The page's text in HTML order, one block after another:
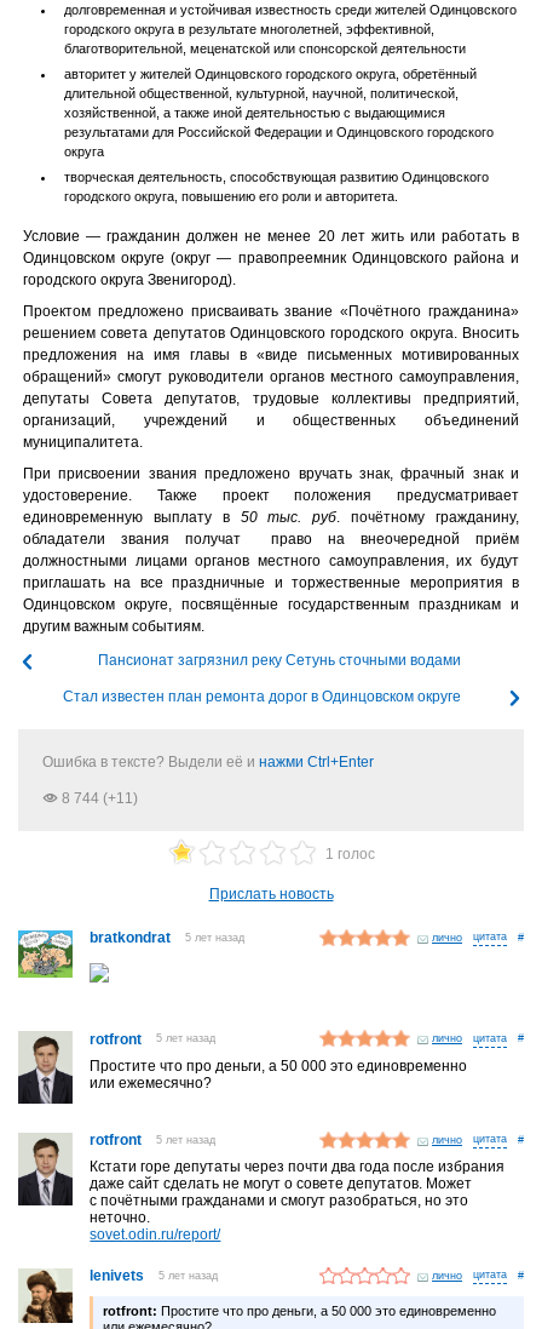
долговременная и устойчивая известность среди жителей Одинцовского
городского округа в результате многолетней, эффективной,
благотворительной, меценатской или спонсорской деятельности
авторитет у жителей Одинцовского городского округа, обретённый
длительной общественной, культурной, научной, политической,
хозяйственной, а также иной деятельностью с выдающимися
результатами для Российской Федерации и Одинцовского городского
округа
творческая деятельность, способствующая развитию Одинцовского
городского округа, повышению его роли и авторитета.
Условие — гражданин должен не менее 20 лет жить или работать в
Одинцовском округе (округ — правопреемник Одинцовского района и
городского округа Звенигород).
Проектом предложено присваивать звание «Почётного гражданина»
решением совета депутатов Одинцовского городского округа. Вносить
предложения на имя главы в «виде письменных мотивированных
обращений» смогут руководители органов местного самоуправления,
депутаты Совета депутатов, трудовые коллективы предприятий,
организаций, учреждений и общественных объединений
муниципалитета.
При присвоении звания предложено вручать знак, фрачный знак и
удостоверение. Также проект положения предусматривает
единовременную выплату в 50 тыс. руб. почётному гражданину,
обладатели звания получат право на внеочередной приём
должностными лицами органов местного самоуправления, их будут
приглашать на все праздничные и торжественные мероприятия в
Одинцовском округе, посвящённые государственным праздникам и
другим важным событиям.
Пансионат загрязнил реку Сетунь сточными водами
Стал известен план ремонта дорог в Одинцовском округе
Ошибка в тексте? Выдели её и нажми Ctrl+Enter
8 744 (+11)
1 голос
Прислать новость
bratkondrat 5 лет назад лично #
rotfront 5 лет назад лично #
Простите что про деньги, а 50 000 это единовременно
или ежемесячно?
rotfront 5 лет назад лично #
Кстати горе депутаты через почти два года после избрания
даже сайт сделать не могут о совете депутатов. Может
с почётными гражданами и смогут разобраться, но это
неточно.
sovet.odin.ru/report/
lenivets 5 лет назад лично #
rotfront: Простите что про деньги, а 50 000 это единовременно